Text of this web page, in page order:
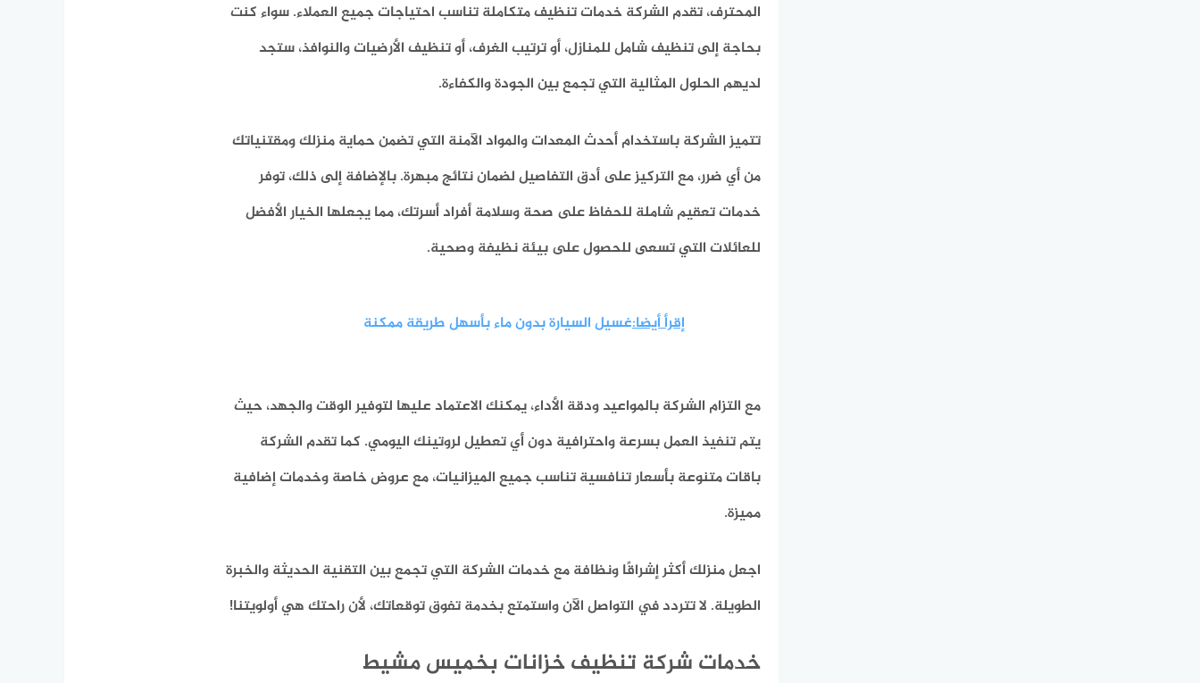
المحترف، تقدم الشركة خدمات تنظيف متكاملة تناسب احتياجات جميع العملاء. سواء كنت
بحاجة إلى تنظيف شامل للمنازل، أو ترتيب الغرف، أو تنظيف الأرضيات والنوافذ، ستجد
لديهم الحلول المثالية التي تجمع بين الجودة والكفاءة.
تتميز الشركة باستخدام أحدث المعدات والمواد الآمنة التي تضمن حماية منزلك ومقتنياتك
من أي ضرر، مع التركيز على أدق التفاصيل لضمان نتائج مبهرة. بالإضافة إلى ذلك، توفر
خدمات تعقيم شاملة للحفاظ على صحة وسلامة أفراد أسرتك، مما يجعلها الخيار الأفضل
للعائلات التي تسعى للحصول على بيئة نظيفة وصحية.
إقرأ أيضا:غسيل السيارة بدون ماء بأسهل طريقة ممكنة
مع التزام الشركة بالمواعيد ودقة الأداء، يمكنك الاعتماد عليها لتوفير الوقت والجهد، حيث
يتم تنفيذ العمل بسرعة واحترافية دون أي تعطيل لروتينك اليومي. كما تقدم الشركة
باقات متنوعة بأسعار تنافسية تناسب جميع الميزانيات، مع عروض خاصة وخدمات إضافية
مميزة.
اجعل منزلك أكثر إشراقًا ونظافة مع خدمات الشركة التي تجمع بين التقنية الحديثة والخبرة
الطويلة. لا تتردد في التواصل الآن واستمتع بخدمة تفوق توقعاتك، لأن راحتك هي أولويتنا!
خدمات شركة تنظيف خزانات بخميس مشيط